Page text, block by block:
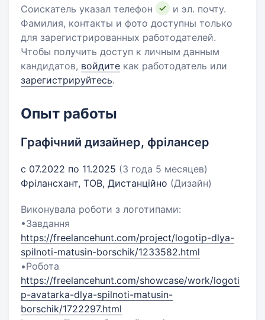
Соискатель указал телефон
и эл. почту.
Фамилия, контакты и фото доступны только
для зарегистрированных работодателей.
Чтобы получить доступ к личным данным
кандидатов, войдите как работодатель или
зарегистрируйтесь.
Опыт работы
Графічний дизайнер, фрілансер
с 07.2022 по 11.2025 (3 года 5 месяцев)
Фрілансхант, ТОВ, Дистанційно (Дизайн)
Виконувала роботи з логотипами:
•Завдання
https://freelancehunt.com/project/logotip-dlya-
spilnoti-matusin-borschik/1233582.html
•Робота
https://freelancehunt.com/showcase/work/logoti
p-avatarka-dlya-spilnoti-matusin-
borschik/1722297.html